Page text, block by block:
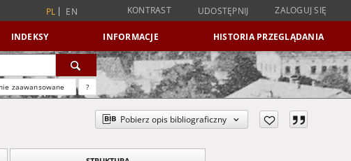
PL EN KONTRAST UDOSTĘPNIJ ZALOGUJ SIĘ
INDEKSY INFORMACJE HISTORIA PRZEGLĄDANIA
zaawansowane ?
Pobierz opis bibliograficzny